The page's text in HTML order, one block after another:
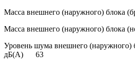
Масса внешнего (наружного) блока
Масса внешнего (наружного) блока
Уровень шума внешнего (наружного)
дБ(А)
63